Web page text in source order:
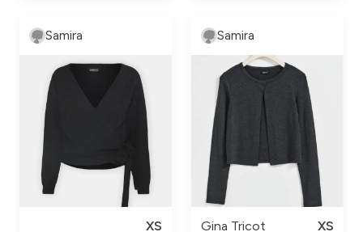
Samira
XS
Samira
Gina Tricot
XS